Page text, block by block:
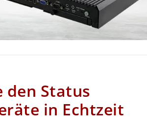
den Status
in Echtzeit